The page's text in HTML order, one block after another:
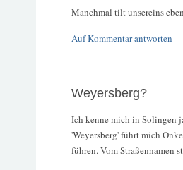
Manchmal tilt unsereins
Auf Kommentar antworten
Weyersberg?
Ich kenne mich in Solingen
'Weyersberg' führt mich
führen. Vom Straßennamen